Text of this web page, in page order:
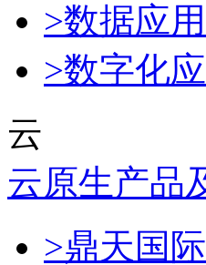
>数据应
>数字化
云
云原生产品
>鼎天国